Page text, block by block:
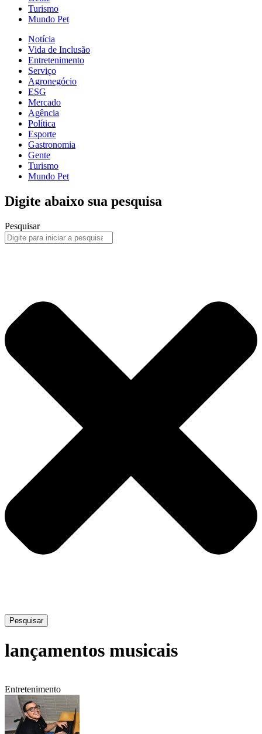
Turismo
Mundo Pet
Notícia
Vida de Inclusão
Entretenimento
Serviço
Agronegócio
ESG
Mercado
Agência
Política
Esporte
Gastronomia
Gente
Turismo
Mundo Pet
Digite abaixo sua pesquisa
Pesquisar
Pesquisar
lançamentos musicais
Entretenimento